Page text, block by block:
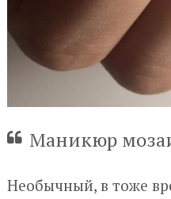
Маникюр
Необычный, в тоже